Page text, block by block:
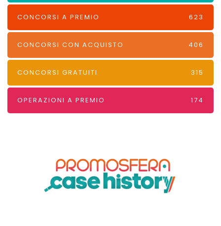
CONCORSI A PREMIO 623
CONCORSI CON ACQUISTO 406
CONCORSI GRATUITI 315
OPERAZIONI A PREMIO 174